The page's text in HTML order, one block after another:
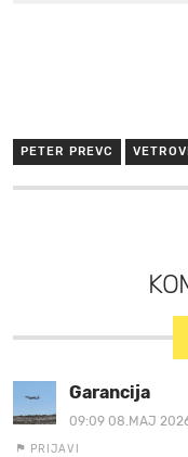
PETER PREVC
Garancija
09:09 08.MAJ
PRIJAVI